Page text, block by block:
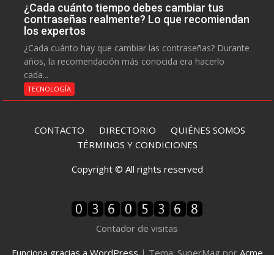
¿Cada cuánto tiempo debes cambiar tus
contraseñas realmente? Lo que recomiendan
los expertos
¿Cada cuánto hay que cambiar las contraseñas? Durante
años, la recomendación más conocida era hacerlo
cada...
TECNOLOGÍA
CONTACTO DIRECTORIO QUIÉNES SOMOS
TÉRMINOS Y CONDICIONES
Copyright © All rights reserved
Contador de visitas
Funciona gracias a WordPress | Tema: SuperMag por Acme